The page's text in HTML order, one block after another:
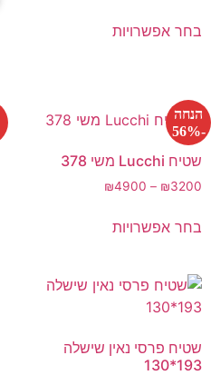
בחר אפשרויות
הנחה
-56%
שטיח Lucchi משי 378
₪3200
–
₪4900
בחר אפשרויות
שטיח פרסי נאין שישלה
193*130